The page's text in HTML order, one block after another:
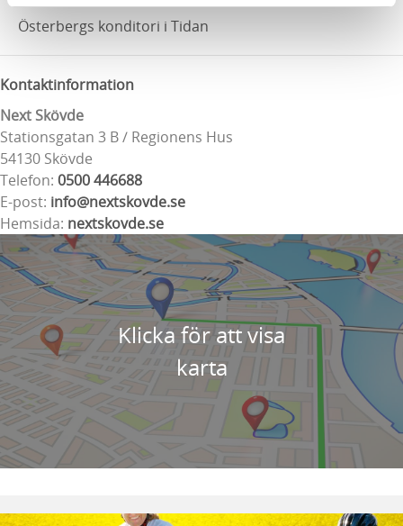
Österbergs konditori i Tidan
Kontaktinformation
Next Skövde
Stationsgatan 3 B / Regionens Hus
54130 Skövde
Telefon: 0500 446688
E-post: info@nextskovde.se
Hemsida: nextskovde.se
Klicka för att visa
karta